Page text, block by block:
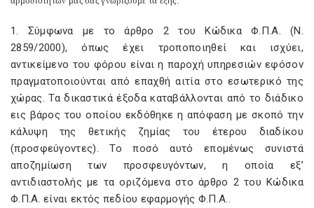
1. Σύμφωνα με το άρθρο 2 του Κώδικα Φ.Π.Α. (Ν.
2859/2000), όπως έχει τροποποιηθεί και ισχύει,
αντικείμενο του φόρου είναι η παροχή υπηρεσιών εφόσον
πραγματοποιούνται από επαχθή αιτία στο εσωτερικό της
χώρας. Τα δικαστικά έξοδα καταβάλλονται από το διάδικο
εις βάρος του οποίου εκδόθηκε η απόφαση με σκοπό την
κάλυψη της θετικής ζημίας του έτερου διαδίκου
(προσφεύγοντες). Το ποσό αυτό επομένως συνιστά
αποζημίωση των προσφευγόντων, η οποία εξ’
αντιδιαστολής με τα οριζόμενα στο άρθρο 2 του Κώδικα
Φ.Π.Α. είναι εκτός πεδίου εφαρμογής Φ.Π.Α..